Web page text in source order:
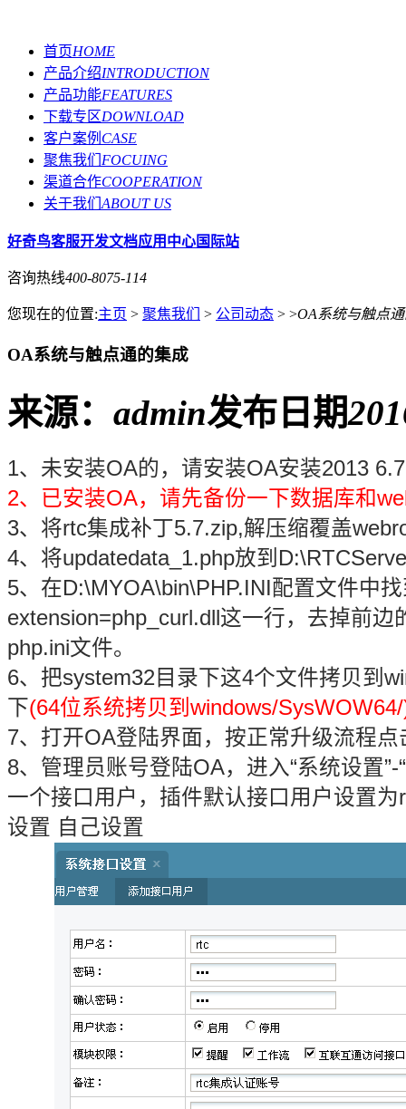
首页HOME
产品介绍INTRODUCTION
产品功能FEATURES
下载专区DOWNLOAD
客户案例 CASE
聚焦我们 FOCUING
渠道合作COOPERATION
关于我们 ABOUT US
好奇鸟客服开发文档应用中心国际站
咨询热线400-8075-114
您现在的位置:主页 > 聚焦我们 > 公司动态 > >OA系统与触点
OA系统与触点通的集成
来源： admin发布日期
1、未安装OA的，请安装OA安装2013
2、已安装OA，请先备份一下数据库和
3、将rtc集成补丁5.7.zip,解压缩覆盖
4、将updatedata_1.php放到
5、在D:\MYOA\bin\PHP.INI配置文件中
extension=php_curl.dll这一行，去掉前边
php.ini文件。
6、把system32目录下这4个文件拷贝到
下(64位系统拷贝到windows/
7、打开OA登陆界面，按正常升级流程
8、管理员账号登陆OA，进入“系统设置”-
一个接口用户，插件默认接口用户设置
设置 自己设置